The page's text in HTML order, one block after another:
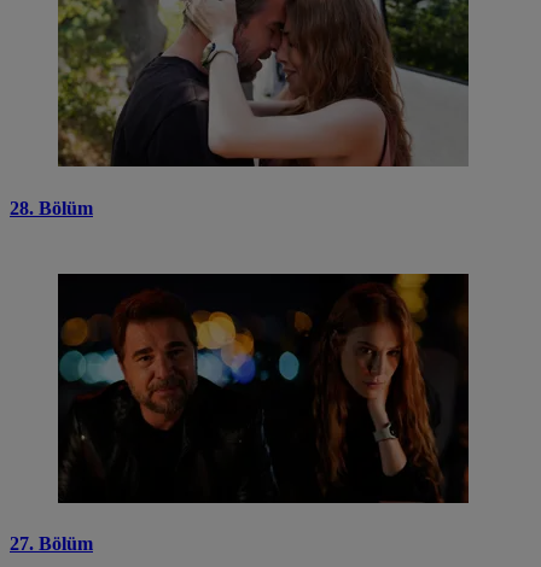
28. Bölüm
27. Bölüm